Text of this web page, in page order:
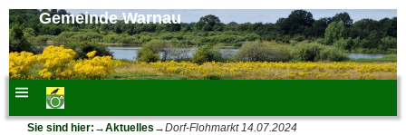
Gemeinde Warnau
Sie sind hier: →Aktuelles →Dorf-Flohmarkt 14.07.2024